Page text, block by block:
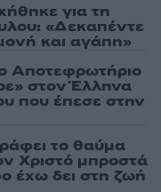
για τη
«Δεκαπέντε
και αγάπη»
Αποτεφρωτήριο
στον Έλληνα
που έπεσε στην
το θαύμα
Χριστό μπροστά
έχω δει στη ζωή